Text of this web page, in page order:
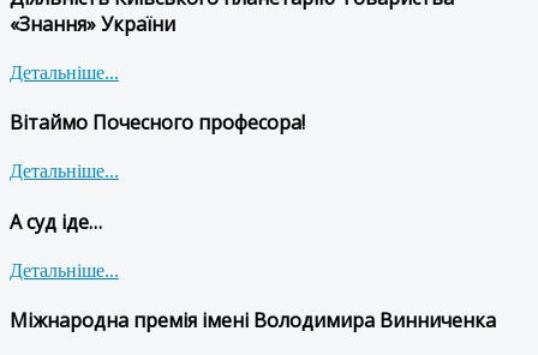
«Знання» України
Детальніше...
Вітаймо Почесного професора!
Детальніше...
А суд іде…
Детальніше...
Міжнародна премія імені Володимира Винниченка